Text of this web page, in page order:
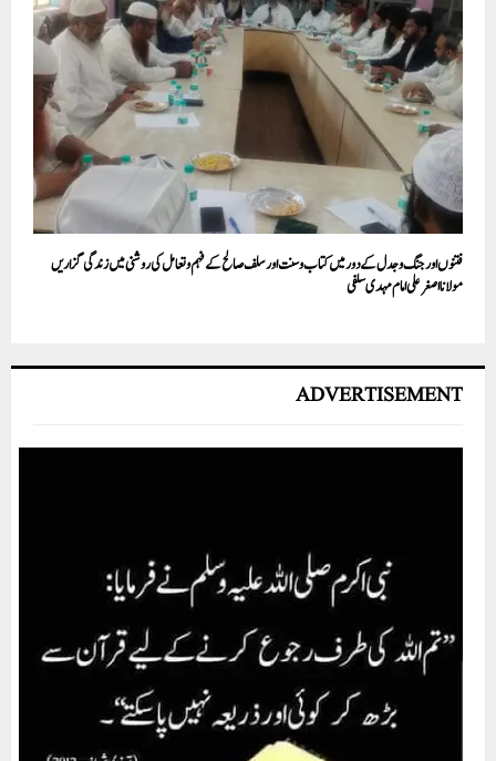
فتنوں اور جنگ و جدل کے دور میں کتاب وسنت اور سلف صالح کے فہم و تعامل کی روشنی میں زندگی گزاریں
مولانا اصغرعلی امام مہدی سلفی
ADVERTISEMENT